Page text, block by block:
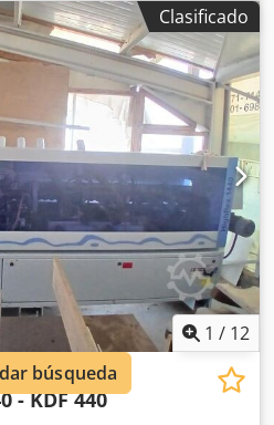
precorte Unidad de aplicación
portacantos Unidad de
de recorte superpuesto de
escalonado de dos
de redondeo de dos
de cantos Unidad de raspado
Db Rfo Ab Eek
Clasificado
1 / 12
- KDF 440
- KDF 440
búsqueda